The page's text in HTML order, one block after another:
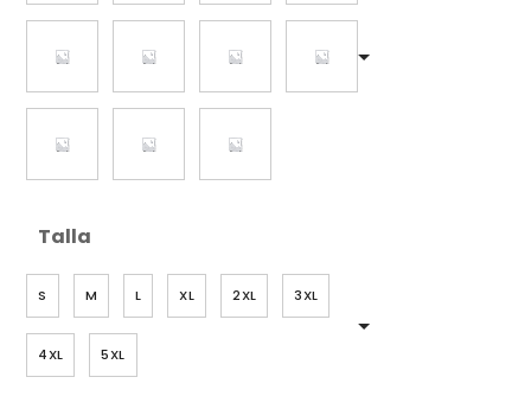
Talla
S M L XL 2XL 3XL
4XL 5XL